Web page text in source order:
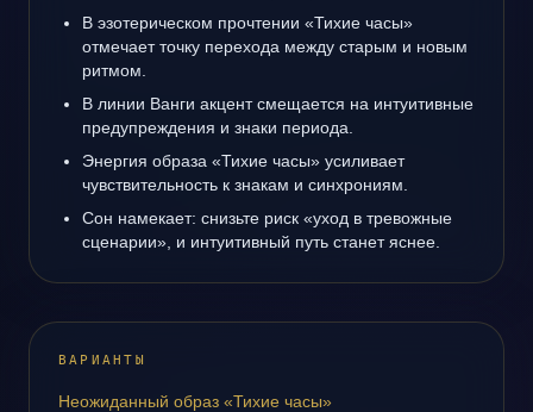
В эзотерическом прочтении «Тихие часы»
отмечает точку перехода между старым и новым
ритмом.
В линии Ванги акцент смещается на интуитивные
предупреждения и знаки периода.
Энергия образа «Тихие часы» усиливает
чувствительность к знакам и синхрониям.
Сон намекает: снизьте риск «уход в тревожные
сценарии», и интуитивный путь станет яснее.
ВАРИАНТЫ
Неожиданный образ «Тихие часы»